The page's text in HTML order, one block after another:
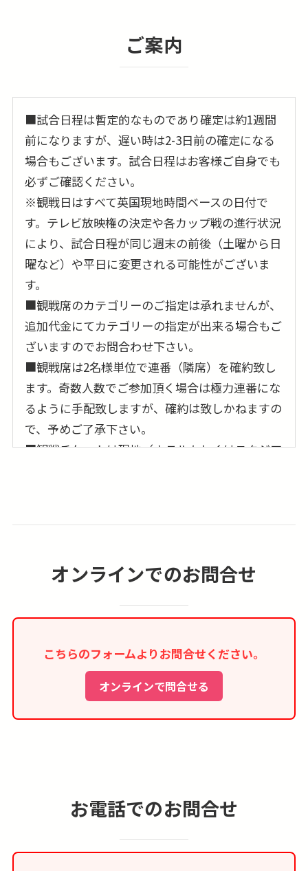
ご案内
■試合日程は暫定的なものであり確定は約1週間
前になりますが、遅い時は2-3日前の確定になる
場合もございます。試合日程はお客様ご自身でも
必ずご確認ください。
※観戦日はすべて英国現地時間ベースの日付で
す。テレビ放映権の決定や各カップ戦の進行状況
により、試合日程が同じ週末の前後（土曜から日
曜など）や平日に変更される可能性がございま
す。
■観戦席のカテゴリーのご指定は承れませんが、
追加代金にてカテゴリーの指定が出来る場合もご
ざいますのでお問合わせ下さい。
■観戦席は2名様単位で連番（隣席）を確約致し
ます。奇数人数でご参加頂く場合は極力連番にな
るように手配致しますが、確約は致しかねますの
で、予めご了承下さい。
■観戦チケットは現地（ホテルもしくはスタジア
なった場合は観戦チケットの返金ならびに他試合
尚、場合によっては当社にて保障させて頂ける場
■観戦できなかったチケットの日本へのご郵送は
承れません。
■空港／スタジアム〜ホテル間は各自移動となり
■現地空港諸税、燃油サーチャージ、日本出発空
港使用料は別途徴収させて頂きます。
■燃油サーチャージは変動します。正式ご予約後
オンラインでのお問合せ
こちらのフォームよりお問合せください。
オンラインで問合せる
お電話でのお問合せ